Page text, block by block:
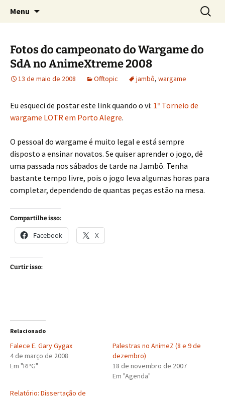
Tolkien e o Élfico
Sobre as línguas d'O Senhor dos Anéis
Menu
por:
Fotos do campeonato do Wargame do
SdA no AnimeXtreme 2008
13 de maio de 2008 Offtopic jambô, wargame
Eu esqueci de postar este link quando o vi: 1º Torneio de
wargame LOTR em Porto Alegre.
O pessoal do wargame é muito legal e está sempre
disposto a ensinar novatos. Se quiser aprender o jogo, dê
uma passada nos sábados de tarde na Jambô. Tenha
bastante tempo livre, pois o jogo leva algumas horas para
completar, dependendo de quantas peças estão na mesa.
Compartilhe isso:
Facebook X
Curtir isso:
Relacionado
Falece E. Gary Gygax
4 de março de 2008
Em "RPG"
Palestras no AnimeZ (8 e 9 de
dezembro)
18 de novembro de 2007
Em "Agenda"
Relatório: Dissertação de